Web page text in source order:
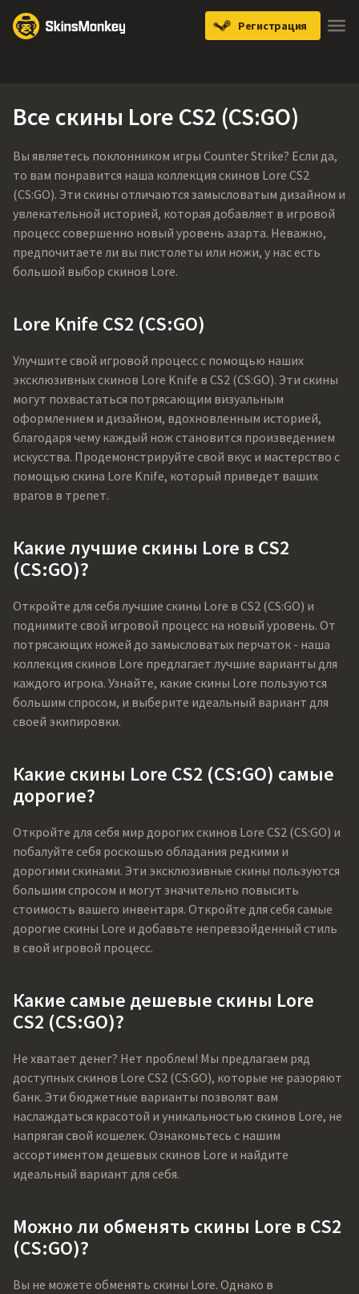
Регистрация
Все скины Lore CS2 (CS:GO)
Вы являетесь поклонником игры Counter Strike? Если да,
то вам понравится наша коллекция скинов Lore CS2
(CS:GO). Эти скины отличаются замысловатым дизайном и
увлекательной историей, которая добавляет в игровой
процесс совершенно новый уровень азарта. Неважно,
предпочитаете ли вы пистолеты или ножи, у нас есть
большой выбор скинов Lore.
Lore Knife CS2 (CS:GO)
Улучшите свой игровой процесс с помощью наших
эксклюзивных скинов Lore Knife в CS2 (CS:GO). Эти скины
могут похвастаться потрясающим визуальным
оформлением и дизайном, вдохновленным историей,
благодаря чему каждый нож становится произведением
искусства. Продемонстрируйте свой вкус и мастерство с
помощью скина Lore Knife, который приведет ваших
врагов в трепет.
Какие лучшие скины Lore в CS2
(CS:GO)?
Откройте для себя лучшие скины Lore в CS2 (CS:GO) и
поднимите свой игровой процесс на новый уровень. От
потрясающих ножей до замысловатых перчаток - наша
коллекция скинов Lore предлагает лучшие варианты для
каждого игрока. Узнайте, какие скины Lore пользуются
большим спросом, и выберите идеальный вариант для
своей экипировки.
Какие скины Lore CS2 (CS:GO) самые
дорогие?
Откройте для себя мир дорогих скинов Lore CS2 (CS:GO) и
побалуйте себя роскошью обладания редкими и
дорогими скинами. Эти эксклюзивные скины пользуются
большим спросом и могут значительно повысить
стоимость вашего инвентаря. Откройте для себя самые
дорогие скины Lore и добавьте непревзойденный стиль
в свой игровой процесс.
Какие самые дешевые скины Lore
CS2 (CS:GO)?
Не хватает денег? Нет проблем! Мы предлагаем ряд
доступных скинов Lore CS2 (CS:GO), которые не разоряют
банк. Эти бюджетные варианты позволят вам
наслаждаться красотой и уникальностью скинов Lore, не
напрягая свой кошелек. Ознакомьтесь с нашим
ассортиментом дешевых скинов Lore и найдите
идеальный вариант для себя.
Можно ли обменять скины Lore в CS2
(CS:GO)?
Вы не можете обменять скины Lore. Однако в